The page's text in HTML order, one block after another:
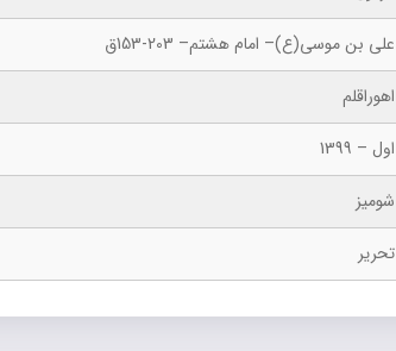
علی بن موسی(ع)– امام هشتم– 203-153ق
اهوراقلم
اول – 1399
شومیز
تحریر